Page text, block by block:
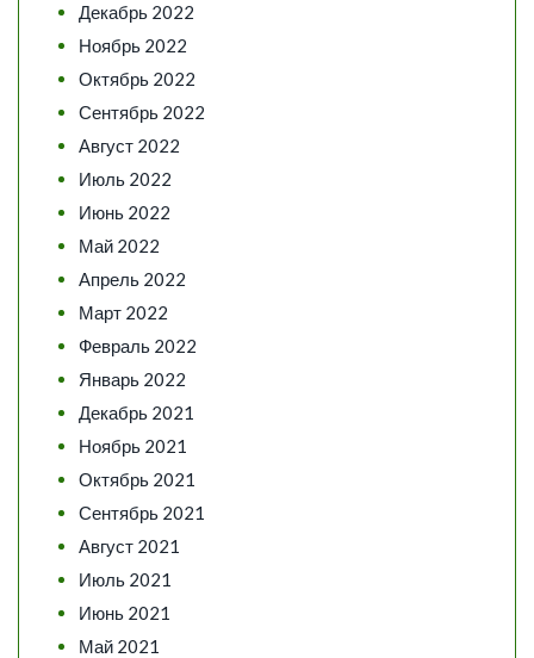
Декабрь 2022
Ноябрь 2022
Октябрь 2022
Сентябрь 2022
Август 2022
Июль 2022
Июнь 2022
Май 2022
Апрель 2022
Март 2022
Февраль 2022
Январь 2022
Декабрь 2021
Ноябрь 2021
Октябрь 2021
Сентябрь 2021
Август 2021
Июль 2021
Июнь 2021
Май 2021